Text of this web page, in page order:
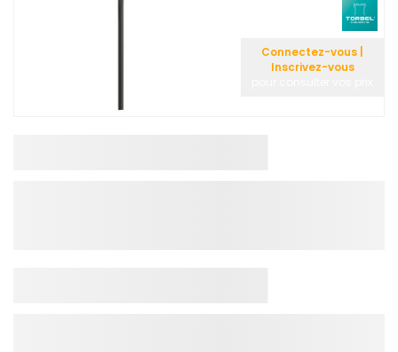
Connectez-vous |
Inscrivez-vous